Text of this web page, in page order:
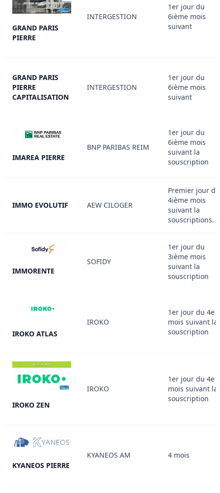
GRAND PARIS
PIERRE
INTERGESTION
1er jour du
6ième mois
suivant
GRAND PARIS
PIERRE
CAPITALISATION
INTERGESTION
1er jour du
6ième mois
suivant
IMAREA PIERRE
BNP PARIBAS REIM
1er jour du
6ième mois
suivant la
souscription
IMMO EVOLUTIF AEW CILOGER
Premier jour du
4ième mois
suivant la
souscriptions.
IMMORENTE
SOFIDY
1er jour du
3ième mois
suivant la
souscription
IROKO ATLAS
IROKO
1er jour du 4e
mois suivant la
souscription
IROKO ZEN
IROKO
1er jour du 4e
mois suivant la
souscription
KYANEOS PIERRE
KYANEOS AM 4 mois